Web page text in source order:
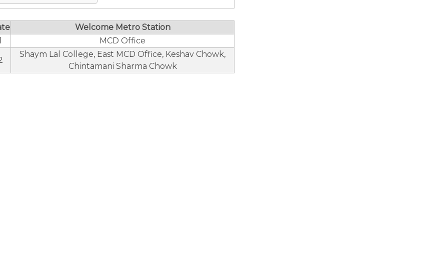
Welcome Metro Station
MCD Office
Shaym Lal College, East MCD Office, Keshav Chowk,
Chintamani Sharma Chowk